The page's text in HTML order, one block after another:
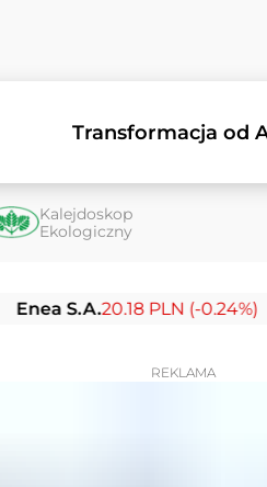
Transformacja od
Kalejdoskop
Ekologiczny
20.18 PLN (-0.24%)
REKLAMA